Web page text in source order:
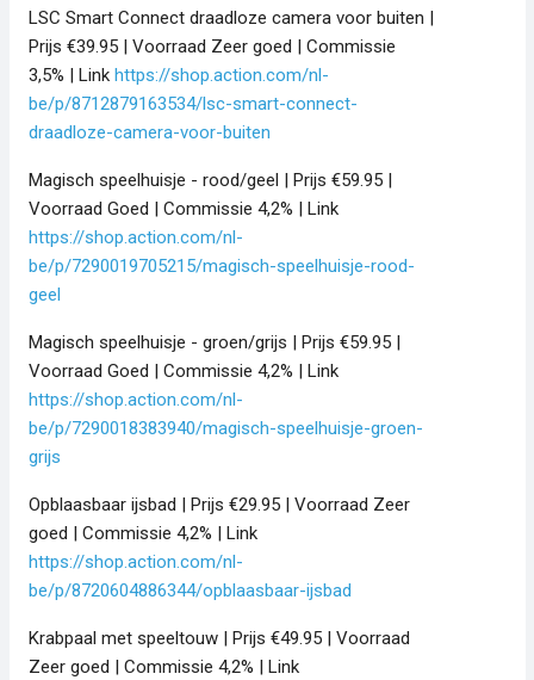
LSC Smart Connect draadloze camera voor buiten |
Prijs €39.95 | Voorraad Zeer goed | Commissie
3,5% | Link https://shop.action.com/nl-
be/p/8712879163534/lsc-smart-connect-
draadloze-camera-voor-buiten
Magisch speelhuisje - rood/geel | Prijs €59.95 |
Voorraad Goed | Commissie 4,2% | Link
https://shop.action.com/nl-
be/p/7290019705215/magisch-speelhuisje-rood-
geel
Magisch speelhuisje - groen/grijs | Prijs €59.95 |
Voorraad Goed | Commissie 4,2% | Link
https://shop.action.com/nl-
be/p/7290018383940/magisch-speelhuisje-groen-
grijs
Opblaasbaar ijsbad | Prijs €29.95 | Voorraad Zeer
goed | Commissie 4,2% | Link
https://shop.action.com/nl-
be/p/8720604886344/opblaasbaar-ijsbad
Krabpaal met speeltouw | Prijs €49.95 | Voorraad
Zeer goed | Commissie 4,2% | Link